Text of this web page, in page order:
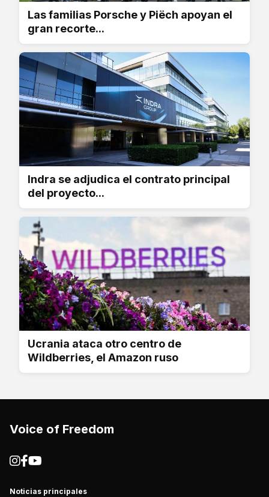
Las familias Porsche y Piëch apoyan el
gran recorte...
Indra se adjudica el contrato principal
del proyecto...
Ucrania ataca otro centro de
Wildberries, el Amazon ruso
Voice of Freedom
Noticias principales